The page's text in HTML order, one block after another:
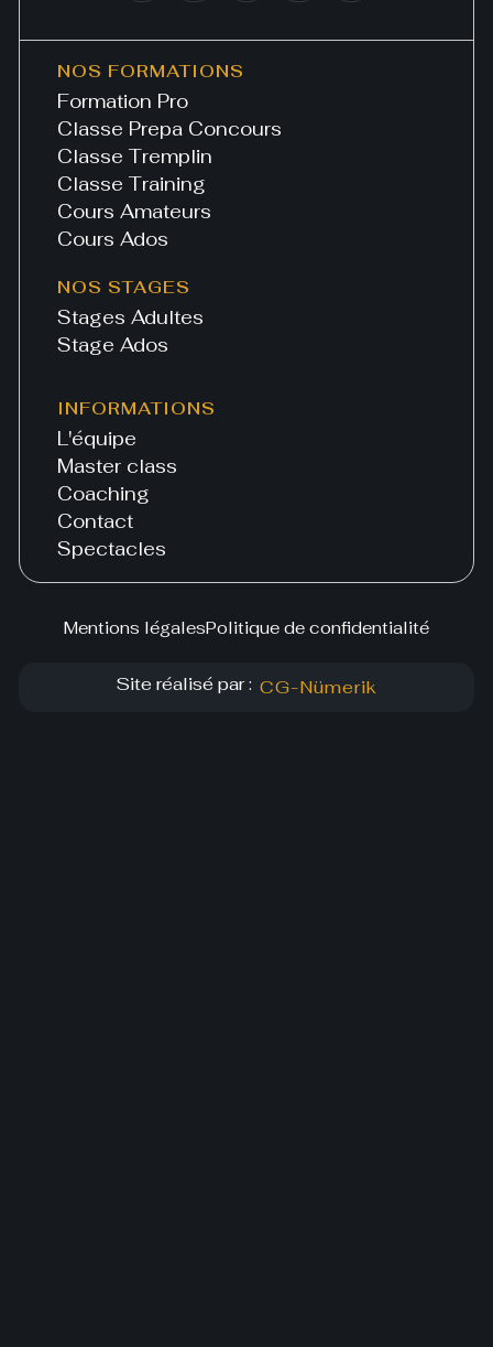
NOS FORMATIONS
Formation Pro
Classe Prepa Concours
Classe Tremplin
Classe Training
Cours Amateurs
Cours Ados
NOS STAGES
Stages Adultes
Stage Ados
INFORMATIONS
L'équipe
Master class
Coaching
Contact
Spectacles
Mentions légalesPolitique de confidentialité
Site réalisé par : CG-Nümerik